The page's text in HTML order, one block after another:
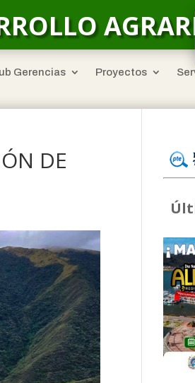
Gerencias Proyectos
DE